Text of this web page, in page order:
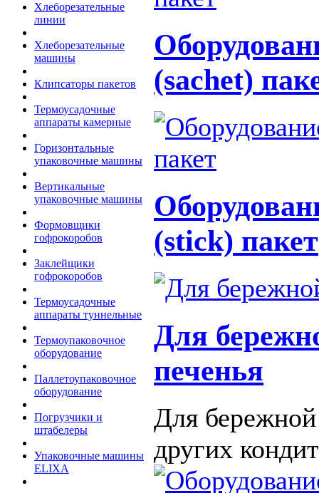
Хлеборезательные
линии
Хлеборезательные
машины
Клипсаторы пакетов
Термоусадочные
аппараты камерные
Горизонтальные
упаковочные машины
Вертикальные
упаковочные машины
Формовщики
гофрокоробов
Заклейщики
гофрокоробов
Термоусадочные
аппараты туннельные
Термоупаковочное
оборудование
Паллетоупаковочное
оборудование
Погрузчики и
штабелеры
Упаковочные машины
ELIXA
(sachet)
(stick) пакет
Для
печенья
Для бережной
других